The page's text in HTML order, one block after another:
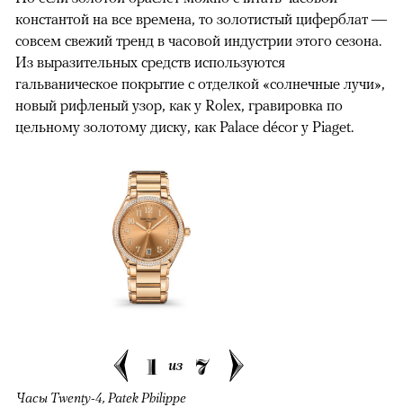
00:00 / 00:00
константой на все времена, то золотистый циферблат —
совсем свежий тренд в часовой индустрии этого сезона.
Из выразительных средств используются
гальваническое покрытие с отделкой «солнечные лучи»,
новый рифленый узор, как у Rolex, гравировка по
цельному золотому диску, как Palace décor у Piaget.
1 из 7
Часы Twenty-4, Patek Philippe